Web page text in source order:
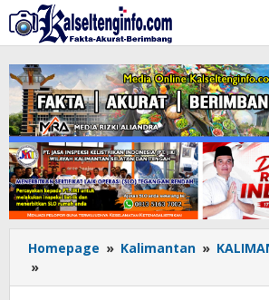
Lewati
ke
konten
Homepage » Kalimantan »
»
Buang